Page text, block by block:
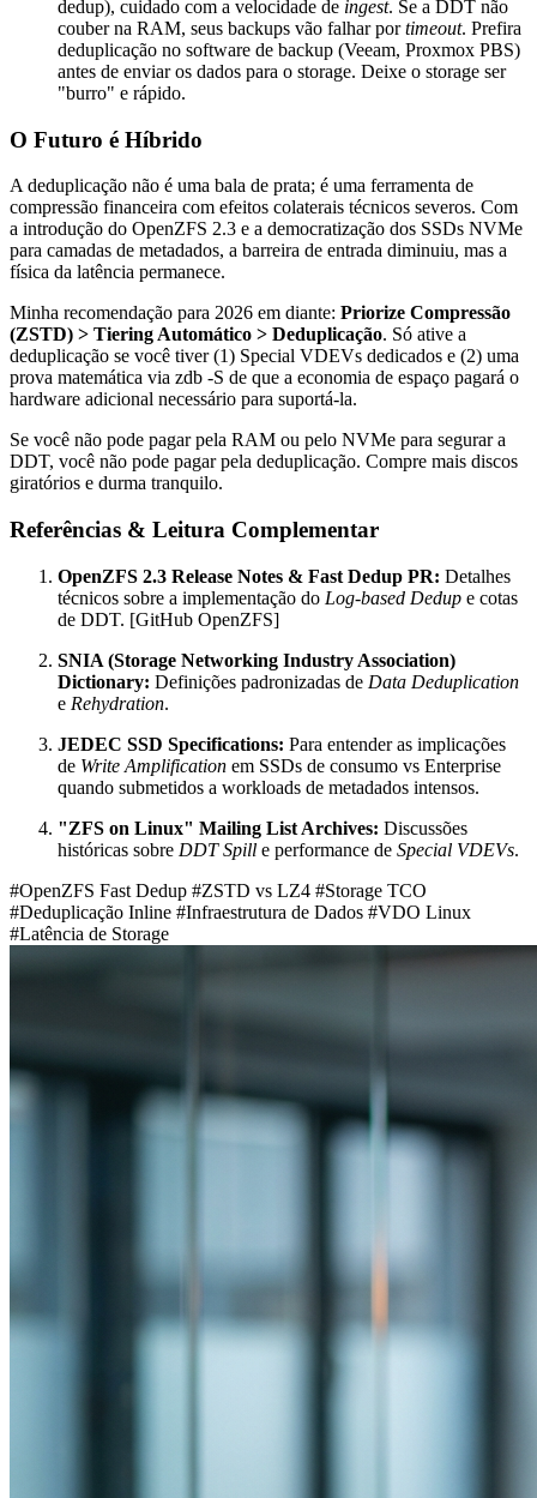
dedup), cuidado com a velocidade de ingest. Se a DDT não
couber na RAM, seus backups vão falhar portimeout. Prefira
deduplicação no software de backup (Veeam, Proxmox PBS)
antes de enviar os dados para o storage. Deixe o storage ser
"burro" e rápido.
O Futuro é Híbrido
A deduplicação não é uma bala de prata; é uma ferramenta de
compressão financeira com efeitos colaterais técnicos severos. Com
a introdução do OpenZFS 2.3 e a democratização dos SSDs NVMe
para camadas de metadados, a barreira de entrada diminuiu, mas a
física da latência permanece.
Minha recomendação para 2026 em diante: Priorize Compressão
(ZSTD) > Tiering Automático > Deduplicação. Só ative a
deduplicação se você tiver (1) Special VDEVs dedicados e (2) uma
prova matemática via zdb -S de que a economia de espaço pagará o
hardware adicional necessário para suportá-la.
Se você não pode pagar pela RAM ou pelo NVMe para segurar a
DDT, você não pode pagar pela deduplicação. Compre mais discos
giratórios e durma tranquilo.
Referências & Leitura Complementar
OpenZFS 2.3 Release Notes & Fast Dedup PR: Detalhes
técnicos sobre a implementação do Log-based Dedup e cotas
de DDT. [GitHub OpenZFS]
SNIA (Storage Networking Industry Association)
Dictionary: Definições padronizadas de Data Deduplication
e Rehydration.
JEDEC SSD Specifications: Para entender as implicações
de Write Amplification em SSDs de consumo vs Enterprise
quando submetidos a workloads de metadados intensos.
"ZFS on Linux" Mailing List Archives: Discussões
históricas sobre DDT Spill e performance de Special VDEVs.
#OpenZFS Fast Dedup #ZSTD vs LZ4 #Storage TCO
#Deduplicação Inline #Infraestrutura de Dados #VDO Linux
#Latência de Storage